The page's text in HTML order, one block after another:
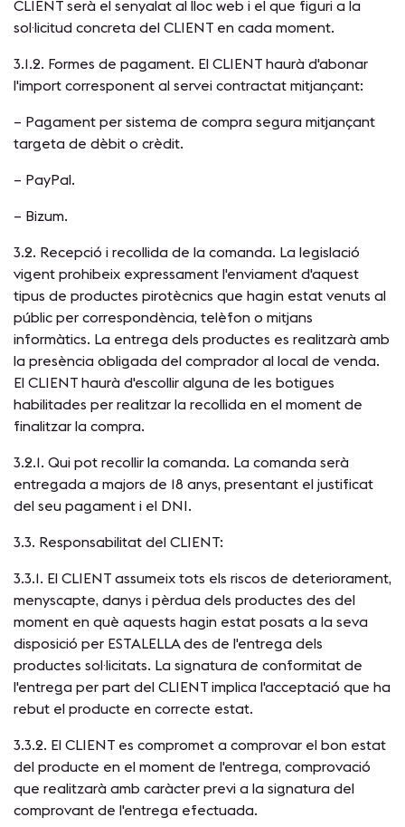
CLIENT serà el senyalat al lloc web i el que figuri a la
sol·licitud concreta del CLIENT en cada moment.
3.1.2. Formes de pagament. El CLIENT haurà d'abonar
l'import corresponent al servei contractat mitjançant:
– Pagament per sistema de compra segura mitjançant
targeta de dèbit o crèdit.
– PayPal.
– Bizum.
3.2. Recepció i recollida de la comanda. La legislació
vigent prohibeix expressament l'enviament d'aquest
tipus de productes pirotècnics que hagin estat venuts al
públic per correspondència, telèfon o mitjans
informàtics. La entrega dels productes es realitzarà amb
la presència obligada del comprador al local de venda.
El CLIENT haurà d'escollir alguna de les botigues
habilitades per realitzar la recollida en el moment de
finalitzar la compra.
3.2.1. Qui pot recollir la comanda. La comanda serà
entregada a majors de 18 anys, presentant el justificat
del seu pagament i el DNI.
3.3. Responsabilitat del CLIENT:
3.3.1. El CLIENT assumeix tots els riscos de deteriorament,
menyscapte, danys i pèrdua dels productes des del
moment en què aquests hagin estat posats a la seva
disposició per ESTALELLA des de l'entrega dels
productes sol·licitats. La signatura de conformitat de
l'entrega per part del CLIENT implica l'acceptació que ha
rebut el producte en correcte estat.
3.3.2. El CLIENT es compromet a comprovar el bon estat
del producte en el moment de l'entrega, comprovació
que realitzarà amb caràcter previ a la signatura del
comprovant de l'entrega efectuada.